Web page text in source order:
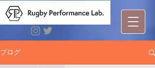
ブログ